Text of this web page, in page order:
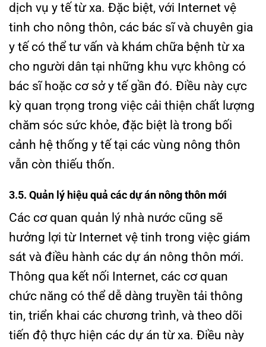
dịch vụ y tế từ xa. Đặc biệt, với Internet vệ
tinh cho nông thôn, các bác sĩ và chuyên gia
y tế có thể tư vấn và khám chữa bệnh từ xa
cho người dân tại những khu vực không có
bác sĩ hoặc cơ sở y tế gần đó. Điều này cực
kỳ quan trọng trong việc cải thiện chất lượng
chăm sóc sức khỏe, đặc biệt là trong bối
cảnh hệ thống y tế tại các vùng nông thôn
vẫn còn thiếu thốn.
3.5. Quản lý hiệu quả các dự án nông thôn mới
Các cơ quan quản lý nhà nước cũng sẽ
hưởng lợi từ Internet vệ tinh trong việc giám
sát và điều hành các dự án nông thôn mới.
Thông qua kết nối Internet, các cơ quan
chức năng có thể dễ dàng truyền tải thông
tin, triển khai các chương trình, và theo dõi
tiến độ thực hiện các dự án từ xa. Điều này